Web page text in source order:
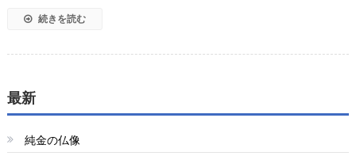
続きを読む
最新
純金の仏像